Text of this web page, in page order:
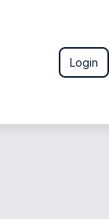
Login